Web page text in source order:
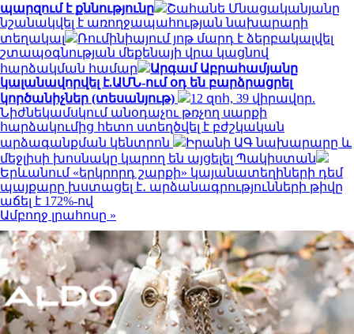
պարզում է քննությունը
Շահանե Մնացականյանը
նշանակվել է առողջապահության նախարարի
տեղակալ
Ռումինիայում յոթ մարդ է ձերբակալվել
շտապօգնության մեքենայի վրա կացնով
հարձակման համար
Արգամ Աբրահամյանը
կալանավորվել է.ԱՄՆ-ում օդ են բարձրացրել
կործանիչներ (տեսանյութ)
12 զոհ, 39 վիրավոր.
Նիժնեկամսկում անօդաչու թռչող սարքի
հարձակումից հետո ստեղծվել է բժշկական
արձագանքման կենտրոն
Իրանի ԱԳ նախարարը և
մեջլիսի խոսնակը կարող են այցելել Պակիստան
Երևանում «երկրորդ շարքի» կայանատեղիների դեմ
պայքարը խստացել է․ արձանագրությունների թիվը
աճել է 172%-ով
Ամբողջ լրահոսը »